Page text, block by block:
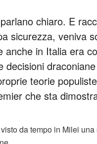
chiaro. E
sicurezza, veniva
in Italia era
decisioni
teorie
che sta
da tempo in Milei